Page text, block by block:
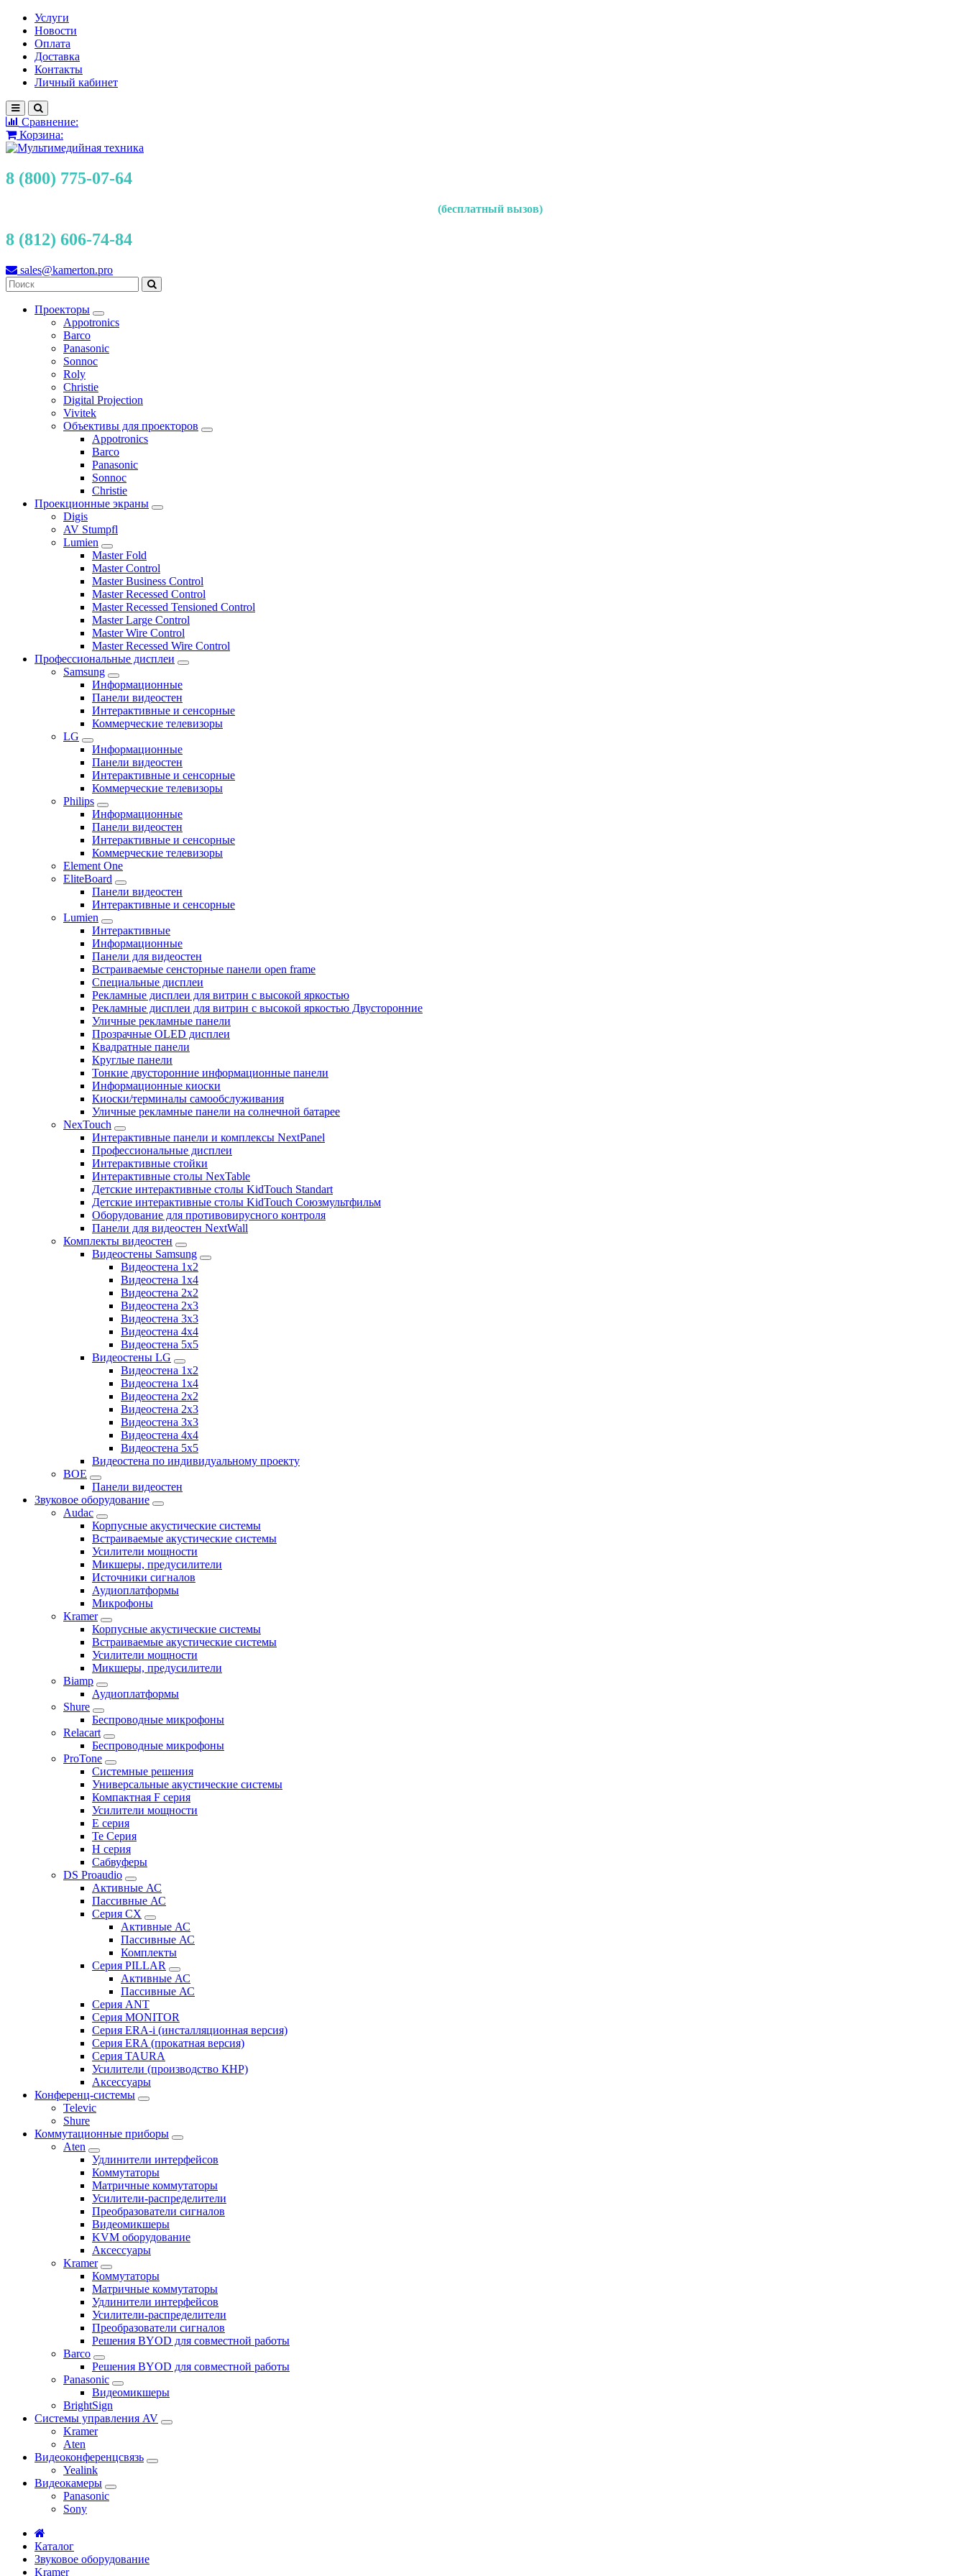
Услуги
Новости
Оплата
Доставка
Контакты
Личный кабинет
Сравнение:
Корзина:
8 (800) 775-07-64
(бесплатный вызов)
8 (812) 606-74-84
sales@kamerton.pro
Проекторы
Appotronics
Barco
Panasonic
Sonnoc
Roly
Christie
Digital Projection
Vivitek
Объективы для проекторов
Appotronics
Barco
Panasonic
Sonnoc
Сhristie
Проекционные экраны
Digis
AV Stumpfl
Lumien
Master Fold
Master Control
Master Business Control
Master Recessed Control
Master Recessed Tensioned Control
Master Large Control
Master Wire Control
Master Recessed Wire Control
Профессиональные дисплеи
Samsung
Информационные
Панели видеостен
Интерактивные и сенсорные
Коммерческие телевизоры
LG
Информационные
Панели видеостен
Интерактивные и сенсорные
Коммерческие телевизоры
Philips
Информационные
Панели видеостен
Интерактивные и сенсорные
Коммерческие телевизоры
Element One
EliteBoard
Панели видеостен
Интерактивные и сенсорные
Lumien
Интерактивные
Информационные
Панели для видеостен
Встраиваемые сенсторные панели open frame
Специальные дисплеи
Рекламные дисплеи для витрин с высокой яркостью
Рекламные дисплеи для витрин с высокой яркостью Двусторонние
Уличные рекламные панели
Прозрачные OLED дисплеи
Квадратные панели
Круглые панели
Тонкие двусторонние информационные панели
Информационные киоски
Киоски/терминалы самообслуживания
Уличные рекламные панели на солнечной батарее
NexTouch
Интерактивные панели и комплексы NextPanel
Профессиональные дисплеи
Интерактивные стойки
Интерактивные столы NexTable
Детские интерактивные столы KidTouch Standart
Детские интерактивные столы KidTouch Союзмультфильм
Оборудование для противовирусного контроля
Панели для видеостен NextWall
Комплекты видеостен
Видеостены Samsung
Видеостена 1x2
Видеостена 1x4
Видеостена 2x2
Видеостена 2х3
Видеостена 3x3
Видеостена 4x4
Видеостена 5x5
Видеостены LG
Видеостена 1x2
Видеостена 1x4
Видеостена 2x2
Видеостена 2x3
Видеостена 3x3
Видеостена 4x4
Видеостена 5x5
Видеостена по индивидуальному проекту
BOE
Панели видеостен
Звуковое оборудование
Audac
Корпусные акустические системы
Встраиваемые акустические системы
Усилители мощности
Микшеры, предусилители
Источники сигналов
Аудиоплатформы
Микрофоны
Kramer
Корпусные акустические системы
Встраиваемые акустические системы
Усилители мощности
Микшеры, предусилители
Biamp
Аудиоплатформы
Shure
Беспроводные микрофоны
Relacart
Беспроводные микрофоны
ProTone
Системные решения
Универсальные акустические системы
Компактная F серия
Усилители мощности
E серия
Te Серия
H серия
Сабвуферы
DS Proaudio
Активные АС
Пассивные АС
Серия CX
Активные АС
Пассивные АС
Комплекты
Серия PILLAR
Активные АС
Пассивные АС
Серия ANT
Серия MONITOR
Серия ERA-i (инсталляционная версия)
Серия ERA (прокатная версия)
Серия TAURA
Усилители (производство КНР)
Аксессуары
Конференц-системы
Televic
Shure
Коммутационные приборы
Aten
Удлинители интерфейсов
Коммутаторы
Матричные коммутаторы
Усилители-распределители
Преобразователи сигналов
Видеомикшеры
KVM оборудование
Аксессуары
Kramer
Коммутаторы
Матричные коммутаторы
Удлинители интерфейсов
Усилители-распределители
Преобразователи сигналов
Решения BYOD для совместной работы
Barco
Решения BYOD для совместной работы
Panasonic
Видеомикшеры
BrightSign
Системы управления AV
Kramer
Aten
Видеоконференцсвязь
Yealink
Видеокамеры
Panasonic
Sony
Каталог
Звуковое оборудование
Kramer